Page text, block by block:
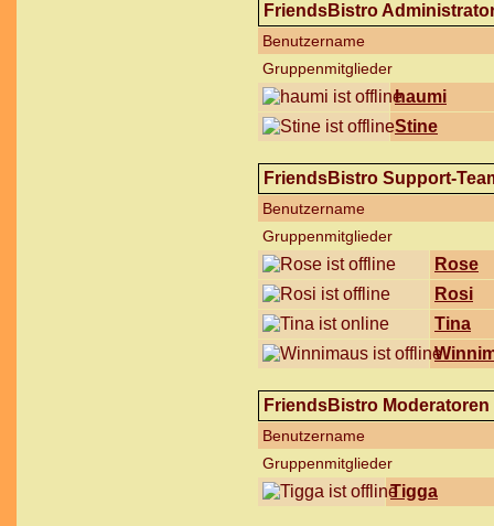
FriendsBistro
Benutzername
Gruppenmitglieder
haumi
Stine
FriendsBistro Support-
Benutzername
Gruppenmitglieder
Rose
Rosi
Tina
FriendsBistro Moderatoren
Benutzername
Gruppenmitglieder
Tigga